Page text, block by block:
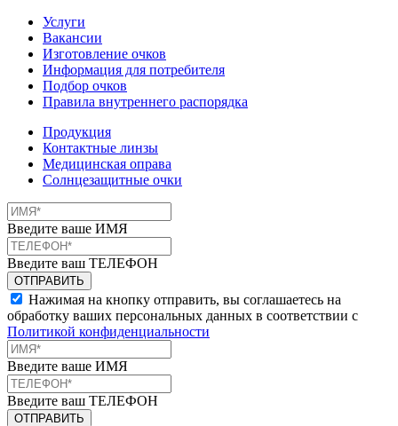
Услуги
Вакансии
Изготовление очков
Информация для потребителя
Подбор очков
Правила внутреннего распорядка
Продукция
Контактные линзы
Медицинская оправа
Солнцезащитные очки
Введите ваше ИМЯ
Введите ваш ТЕЛЕФОН
Нажимая на кнопку отправить, вы соглашаетесь на
обработку ваших персональных данных в соответствии с
Политикой конфиденциальности
Введите ваше ИМЯ
Введите ваш ТЕЛЕФОН